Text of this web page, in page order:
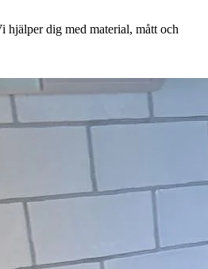
hjälper dig med material, mått och